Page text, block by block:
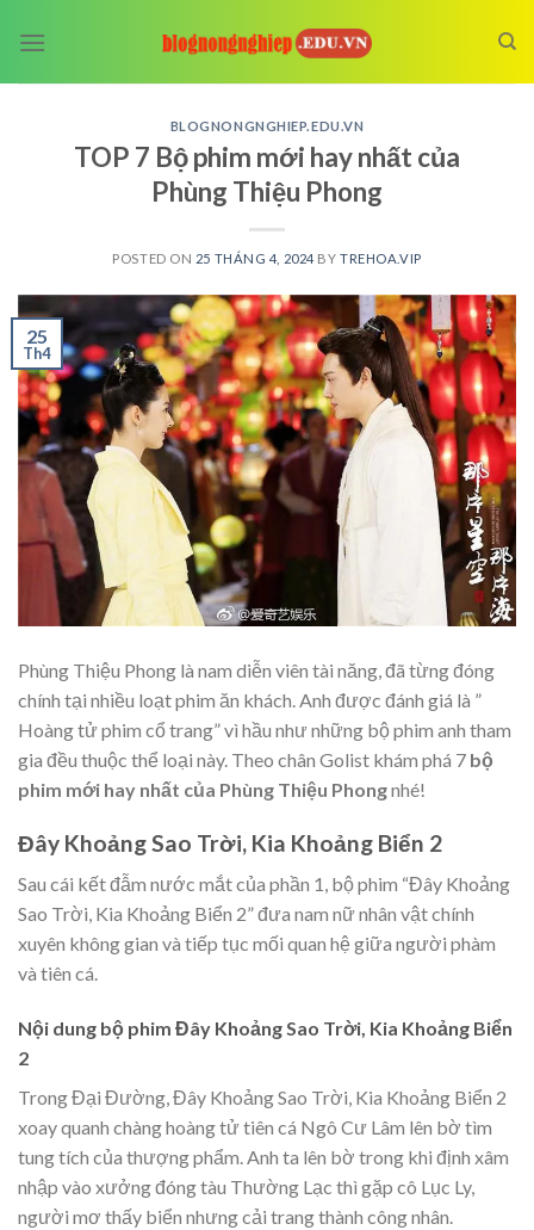
BLOGNONGNGHIEP.EDU.VN
TOP 7 Bộ phim mới hay nhất của
Phùng Thiệu Phong
POSTED ON 25 THÁNG 4, 2024 BYTREHOA.VIP
25
Th4
Phùng Thiệu Phong là nam diễn viên tài năng, đã từng đóng
chính tại nhiều loạt phim ăn khách. Anh được đánh giá là ”
Hoàng tử phim cổ trang” vì hầu như những bộ phim anh tham
gia đều thuộc thể loại này. Theo chân Golist khám phá 7 bộ
phim mới hay nhất của Phùng Thiệu Phongnhé!
Đây Khoảng Sao Trời, Kia Khoảng Biển 2
Sau cái kết đẫm nước mắt của phần 1, bộ phim “Đây Khoảng
Sao Trời, Kia Khoảng Biển 2” đưa nam nữ nhân vật chính
xuyên không gian và tiếp tục mối quan hệ giữa người phàm
và tiên cá.
Nội dung bộ phim Đây Khoảng Sao Trời, Kia Khoảng Biển
2
Trong Đại Đường, Đây Khoảng Sao Trời, Kia Khoảng Biển 2
xoay quanh chàng hoàng tử tiên cá Ngô Cư Lâm lên bờ tìm
tung tích của thượng phẩm. Anh ta lên bờ trong khi định xâm
nhập vào xưởng đóng tàu Thường Lạc thì gặp cô Lục Ly,
người mơ thấy biển nhưng cải trang thành công nhân.